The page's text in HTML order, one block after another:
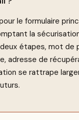
le formulaire
la
étapes, mot de
adresse de
se rattrape